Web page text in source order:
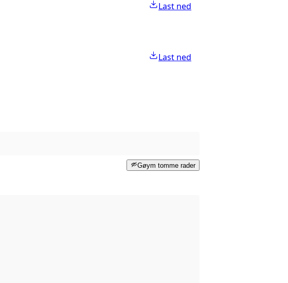
Last ned
Last ned
Gøym tomme rader